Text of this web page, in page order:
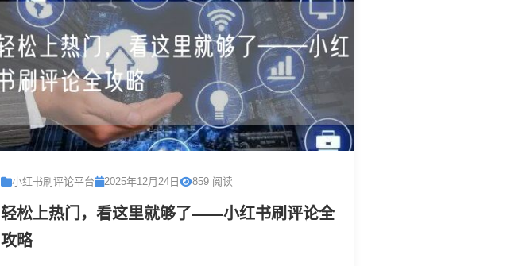
小红书刷评论平台 2025年12月24日 859 阅读
轻松上热门，看这里就够了——小红书刷评论全
攻略